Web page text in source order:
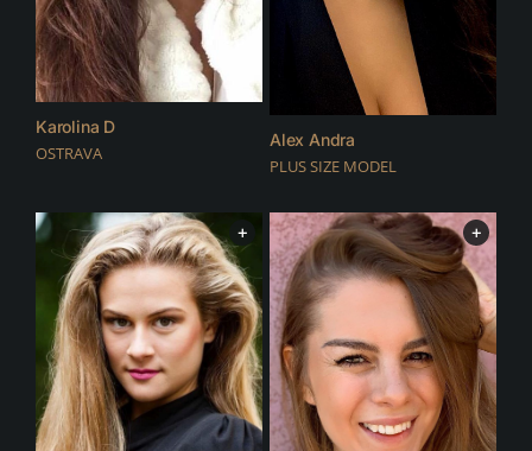
Karolina D
OSTRAVA
Alex Andra
PLUS SIZE MODEL
+ +